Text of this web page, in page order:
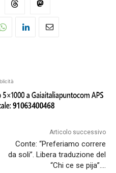
Articolo successivo
Conte: “Preferiamo correre
da soli”. Libera traduzione del
“Chi ce se pija”….